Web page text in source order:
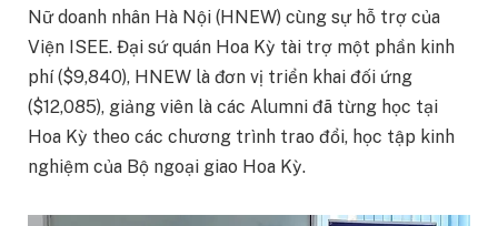
Nữ doanh nhân Hà Nội (HNEW) cùng sự hỗ trợ của
Viện ISEE. Đại sứ quán Hoa Kỳ tài trợ một phần kinh
phí ($9,840), HNEW là đơn vị triển khai đối ứng
($12,085), giảng viên là các Alumni đã từng học tại
Hoa Kỳ theo các chương trình trao đổi, học tập kinh
nghiệm của Bộ ngoại giao Hoa Kỳ.